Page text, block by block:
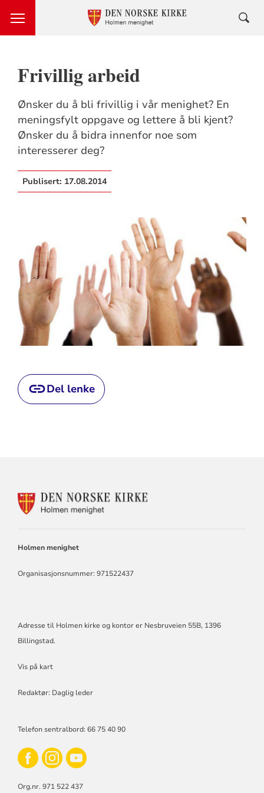
Frivillig arbeid
Ønsker du å bli frivillig i vår menighet? En
meningsfylt oppgave og lettere å bli kjent?
Ønsker du å bidra innenfor noe som
interesserer deg?
Publisert: 17.08.2014
Del lenke
KONTAKTINFORMASJON
Holmen menighet
Organisasjonsnummer: 971522437
Adresse til Holmen kirke og kontor er Nesbruveien 55B, 1396
Billingstad.
Vis på kart
Redaktør: Daglig leder
Telefon sentralbord: 66 75 40 90
Org.nr. 971 522 437